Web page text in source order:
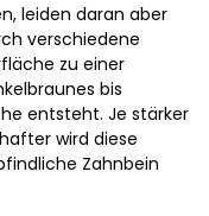
leiden daran aber
verschiedene
zu einer
bis
entsteht. Je stärker
wird diese
Zahnbein